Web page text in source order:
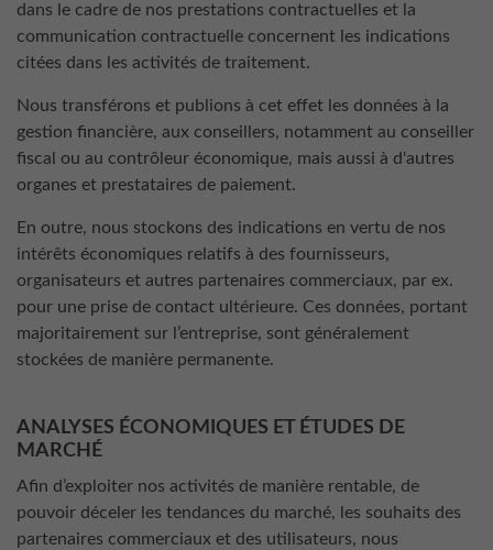
dans le cadre de nos prestations contractuelles et la
communication contractuelle concernent les indications
citées dans les activités de traitement.
Nous transférons et publions à cet effet les données à la
gestion financière, aux conseillers, notamment au conseiller
fiscal ou au contrôleur économique, mais aussi à d'autres
organes et prestataires de paiement.
En outre, nous stockons des indications en vertu de nos
intérêts économiques relatifs à des fournisseurs,
organisateurs et autres partenaires commerciaux, par ex.
pour une prise de contact ultérieure. Ces données, portant
majoritairement sur l’entreprise, sont généralement
stockées de manière permanente.
ANALYSES ÉCONOMIQUES ET ÉTUDES DE
MARCHÉ
Afin d’exploiter nos activités de manière rentable, de
pouvoir déceler les tendances du marché, les souhaits des
partenaires commerciaux et des utilisateurs, nous